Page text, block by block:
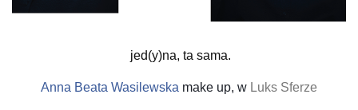
jed(y)na, ta sama.
Anna Beata Wasilewska make up, w Luks Sferze